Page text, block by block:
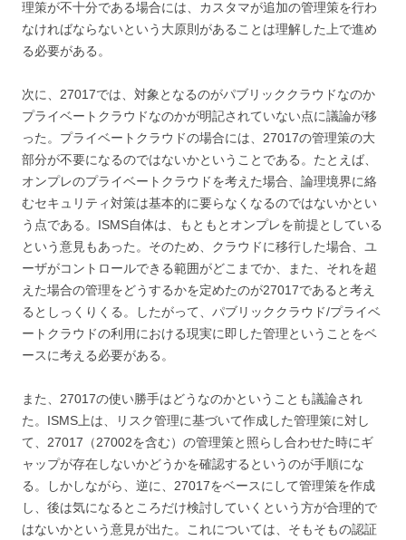
理策が不十分である場合には、カスタマが追加の管理策を行わ
なければならないという大原則があることは理解した上で進め
る必要がある。
次に、27017では、対象となるのがパブリッククラウドなのか
プライベートクラウドなのかが明記されていない点に議論が移
った。プライベートクラウドの場合には、27017の管理策の大
部分が不要になるのではないかということである。たとえば、
オンプレのプライベートクラウドを考えた場合、論理境界に絡
むセキュリティ対策は基本的に要らなくなるのではないかとい
う点である。ISMS自体は、もともとオンプレを前提としている
という意見もあった。そのため、クラウドに移行した場合、ユ
ーザがコントロールできる範囲がどこまでか、また、それを超
えた場合の管理をどうするかを定めたのが27017であると考え
るとしっくりくる。したがって、パブリッククラウド/プライベ
ートクラウドの利用における現実に即した管理ということをベ
ースに考える必要がある。
また、27017の使い勝手はどうなのかということも議論され
た。ISMS上は、リスク管理に基づいて作成した管理策に対し
て、27017（27002を含む）の管理策と照らし合わせた時にギ
ャップが存在しないかどうかを確認するというのが手順にな
る。しかしながら、逆に、27017をベースにして管理策を作成
し、後は気になるところだけ検討していくという方が合理的で
はないかという意見が出た。これについては、そもそもの認証